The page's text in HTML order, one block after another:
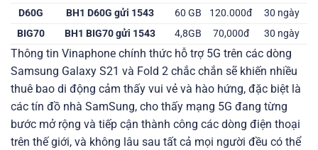
D60G
BH1 D60G gửi 1543 60 GB 120.000đ
30 ngày
BIG70
BH1 BIG70 gửi 1543 4,8GB 70,000đ 30 ngày
Thông tin Vinaphone chính thức hỗ trợ 5G trên các dòng
Samsung Galaxy S21 và Fold 2 chắc chắn sẽ khiến nhiều
thuê bao di động cảm thấy vui vẻ và hào hứng, đặc biệt là
các tín đồ nhà SamSung, cho thấy mạng 5G đang từng
bước mở rộng và tiếp cận thành công các dòng điện thoại
trên thế giới, và không lâu sau tất cả mọi người đều có thể